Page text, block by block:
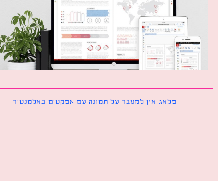
פלאג אין למעבר על תמונה עם אפקטים באלמנטור